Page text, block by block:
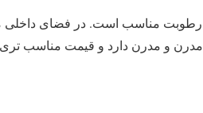
رطوبت مناسب است. در فضای داخلی